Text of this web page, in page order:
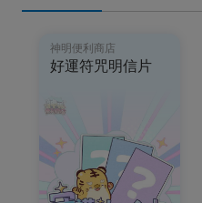
最新消息
神明便利商店
好運符咒明信片